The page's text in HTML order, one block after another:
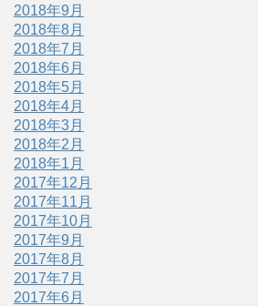
2018年9月
2018年8月
2018年7月
2018年6月
2018年5月
2018年4月
2018年3月
2018年2月
2018年1月
2017年12月
2017年11月
2017年10月
2017年9月
2017年8月
2017年7月
2017年6月